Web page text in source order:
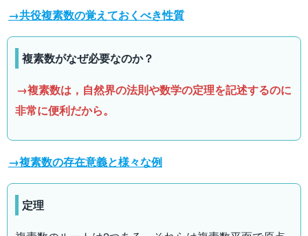
→共役複素数の覚えておくべき性質
複素数がなぜ必要なのか？
→複素数は，自然界の法則や数学の定理を記述するのに
非常に便利だから。
→複素数の存在意義と様々な例
定理